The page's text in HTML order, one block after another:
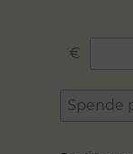
€
Spende